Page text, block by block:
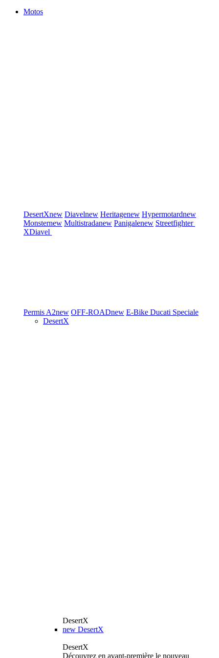
Motos
DesertXnew Diavelnew Heritagenew Hypermotardnew
Monsternew Multistradanew Panigalenew Streetfighter
XDiavel
Permis A2new OFF-ROADnew E-Bike Ducati Speciale
DesertX
DesertX
new DesertX
DesertX
Découvrez en avant-première le nouveau